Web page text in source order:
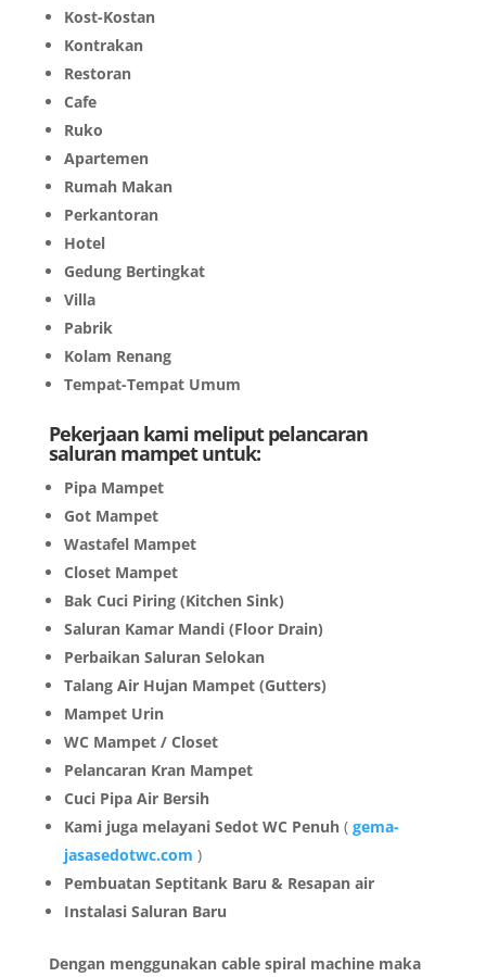
Kost-Kostan
Kontrakan
Restoran
Cafe
Ruko
Apartemen
Rumah Makan
Perkantoran
Hotel
Gedung Bertingkat
Villa
Pabrik
Kolam Renang
Tempat-Tempat Umum
Pekerjaan kami meliput pelancaran
saluran mampet untuk:
Pipa Mampet
Got Mampet
Wastafel Mampet
Closet Mampet
Bak Cuci Piring (Kitchen Sink)
Saluran Kamar Mandi (Floor Drain)
Perbaikan Saluran Selokan
Talang Air Hujan Mampet (Gutters)
Mampet Urin
WC Mampet / Closet
Pelancaran Kran Mampet
Cuci Pipa Air Bersih
Kami juga melayani Sedot WC Penuh( gema-
jasasedotwc.com )
Pembuatan Septitank Baru & Resapan air
Instalasi Saluran Baru
Dengan menggunakan cable spiral machine maka